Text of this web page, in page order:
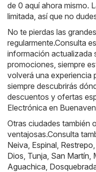
de 0 aquí ahora mismo.
limitada, así que no
No te pierdas las
regularmente.Consulta
información actualizada
promociones, siempre
volverá una experiencia
siempre descubrirás
descuentos y ofertas
Electrónica en
Otras ciudades también
ventajosas.Consulta
Neiva, Espinal, Restrepo,
Dios, Tunja, San Martín,
Aguachica,